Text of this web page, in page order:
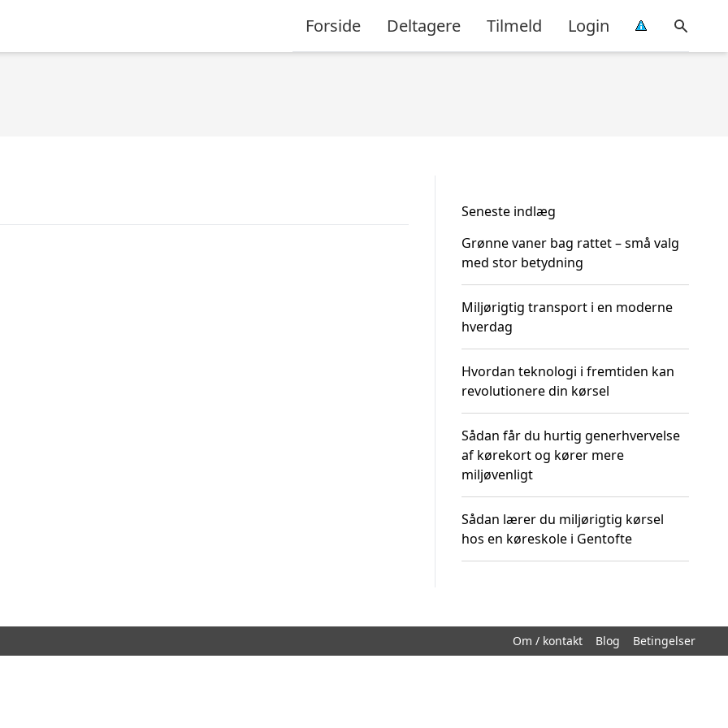
Forside Deltagere Tilmeld Login
Seneste indlæg
Grønne vaner bag rattet – små valg
med stor betydning
Miljørigtig transport i en moderne
hverdag
Hvordan teknologi i fremtiden kan
revolutionere din kørsel
Sådan får du hurtig generhvervelse
af kørekort og kører mere
miljøvenligt
Sådan lærer du miljørigtig kørsel
hos en køreskole i Gentofte
Om / kontakt Blog Betingelser